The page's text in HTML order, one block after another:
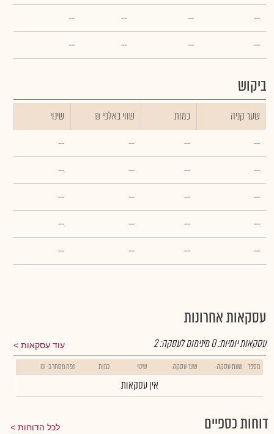
--
--
--
--
--
--
--
--
ביקוש
שער קניה כמות ₪ שווי באלפי
שינוי
--
--
--
--
--
--
--
--
--
--
--
--
--
--
--
--
--
--
--
--
עסקאות אחרונות
עוד עסקאות עסקאות יומיות:0מינימום לעסקה:2
מספר שעת עסקה שער עסקה שינוי כמות נפח מסחר ב- ₪
אין עסקאות
דוחות כספיים לכל הדוחות